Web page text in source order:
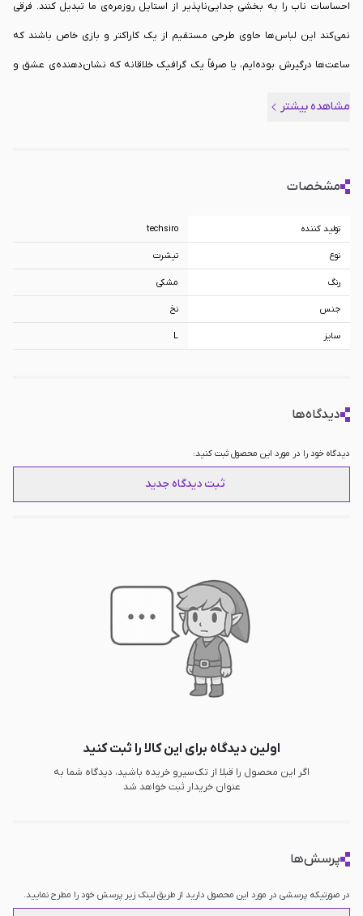
احساسات ناب را به بخشی جدایی‌ناپذیر از استایل روزمره‌ی ما تبدیل کنند. فرقی
نمی‌کند این لباس‌ها حاوی طرحی مستقیم از یک کاراکتر و بازی خاص باشند که
ساعت‌ها درگیرش بوده‌ایم، یا صرفاً یک گرافیک خلاقانه که نشان‌دهنده‌ی عشق و
محسوب می‌شوند که می‌خواهند فراتر از یک سرگرمی ساده، دنیای ویدیوگیم را به
مشاهده بیشتر
مشخصات
تولید کننده techsiro
نوع تیشرت
رنگ مشکی
جنس نخ
سایز L
دیدگاه‌ها
دیدگاه خود را در مورد این محصول ثبت کنید:
ثبت دیدگاه جدید
اولین دیدگاه برای این کالا را ثبت کنید
اگر این محصول را قبلا از تک‌سیرو خریده باشید، دیدگاه شما به
عنوان خریدار ثبت خواهد شد
پرسش‌ها
در صورتیکه پرسشی در مورد این محصول دارید از طریق لینک زیر پرسش خود را مطرح نمایید.